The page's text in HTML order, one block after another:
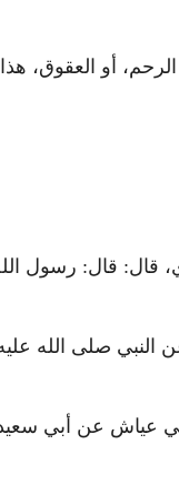
أو العقوق، هذا
قال: قال: رسول
النبي صلى الله
عياش عن أبي